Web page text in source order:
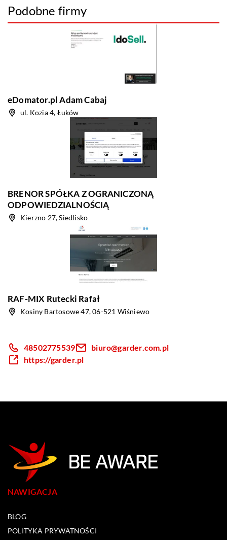
Podobne firmy
eDomator.pl Adam Cabaj
ul. Kozia 4, Łuków
BRENOR SPÓŁKA Z OGRANICZONĄ
ODPOWIEDZIALNOŚCIĄ
Kierzno 27, Siedlisko
RAF-MIX Rutecki Rafał
Kosiny Bartosowe 47, 06-521 Wiśniewo
48502775539
biuro@garder.com.pl
https://garder.pl
NAWIGACJA
BLOG
POLITYKA PRYWATNOŚCI